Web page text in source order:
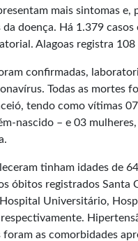
mais sintomas e,
doença. Há 1.379 casos
Alagoas registra 108
confirmadas,
Todas as mortes
tendo como vítimas
nascido – e 03
tinham idades de
óbitos registrados Santa
Universitário,
as comorbidades